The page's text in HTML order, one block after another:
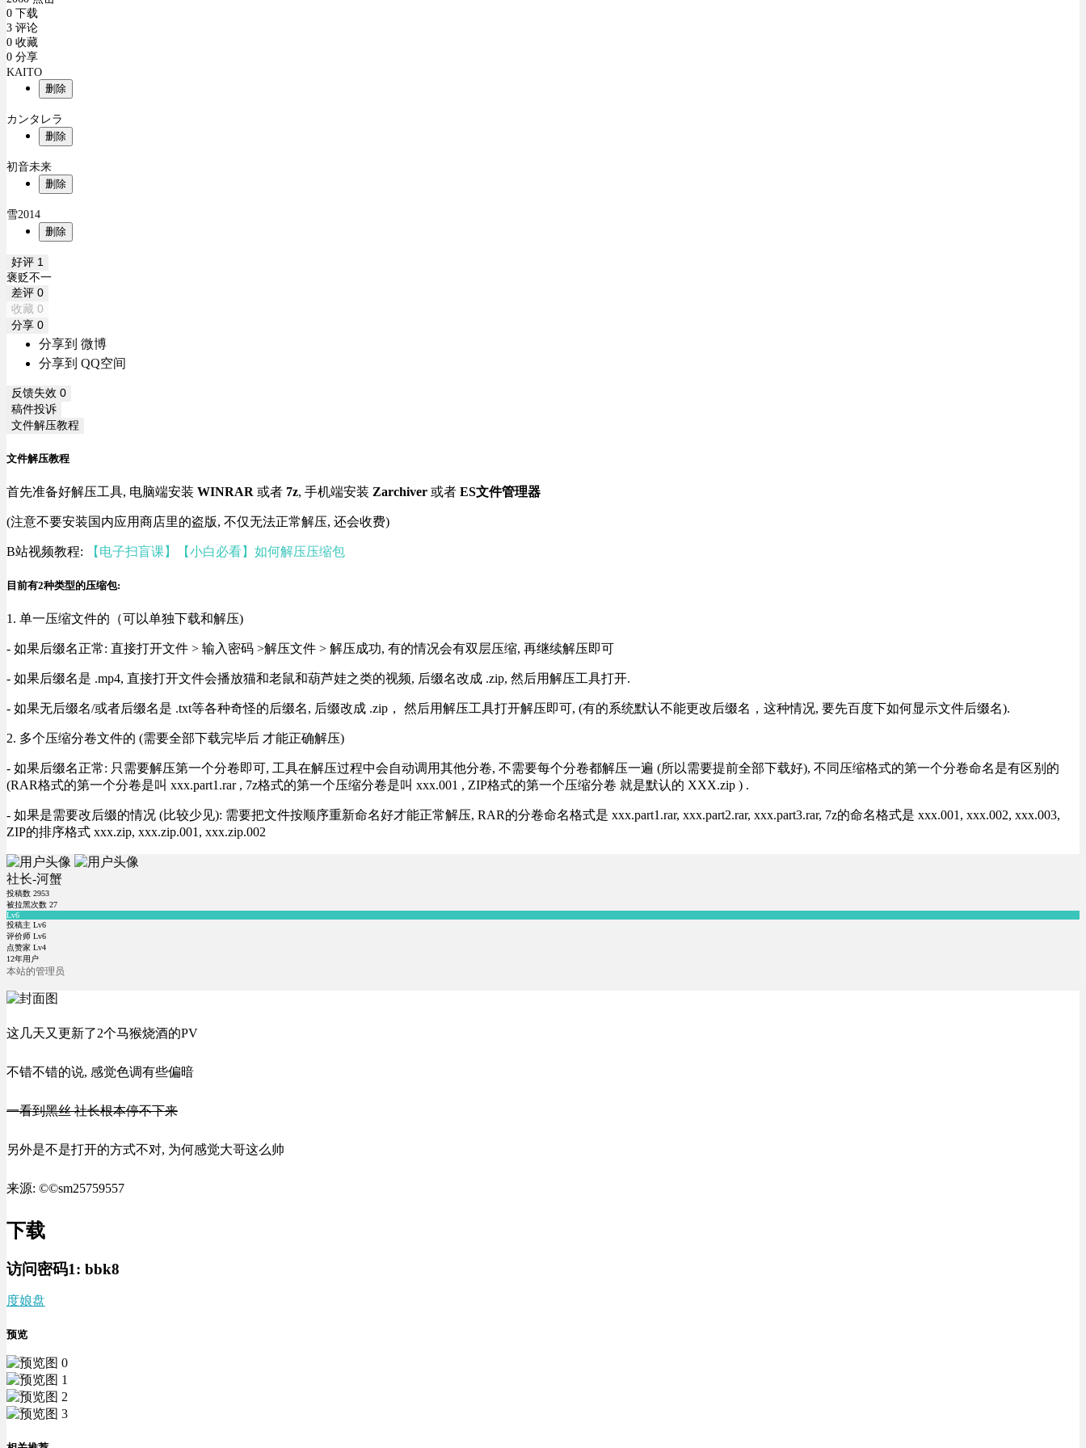
0 下载
3 评论
0 收藏
0 分享
KAITO
删除
カンタレラ
删除
初音未来
删除
雪2014
删除
好评 1
褒贬不一
差评 0
收藏 0
分享 0
分享到 微博
分享到 QQ空间
反馈失效 0
稿件投诉
文件解压教程
文件解压教程
首先准备好解压工具, 电脑端安装 WINRAR 或者 7z, 手机端安装 Zarchiver 或者 ES文件管理器
(注意不要安装国内应用商店里的盗版, 不仅无法正常解压, 还会收费)
B站视频教程: 【电子扫盲课】【小白必看】如何解压压缩包
目前有2种类型的压缩包:
1. 单一压缩文件的（可以单独下载和解压)
- 如果后缀名正常: 直接打开文件 > 输入密码 >解压文件 > 解压成功, 有的情况会有双层压缩, 再继续解压即可
- 如果后缀名是 .mp4, 直接打开文件会播放猫和老鼠和葫芦娃之类的视频, 后缀名改成 .zip, 然后用解压工具打开.
- 如果无后缀名/或者后缀名是 .txt等各种奇怪的后缀名, 后缀改成 .zip， 然后用解压工具打开解压即可, (有的系统默认不能更改后缀名，这种情况, 要先百度下如何显示文件后缀名).
2. 多个压缩分卷文件的 (需要全部下载完毕后 才能正确解压)
- 如果后缀名正常: 只需要解压第一个分卷即可, 工具在解压过程中会自动调用其他分卷, 不需要每个分卷都解压一遍 (所以需要提前全部下载好), 不同压缩格式的第一个分卷命名是有区别的
(RAR格式的第一个分卷是叫 xxx.part1.rar , 7z格式的第一个压缩分卷是叫 xxx.001 , ZIP格式的第一个压缩分卷 就是默认的 XXX.zip ) .
- 如果是需要改后缀的情况 (比较少见): 需要把文件按顺序重新命名好才能正常解压, RAR的分卷命名格式是 xxx.part1.rar, xxx.part2.rar, xxx.part3.rar, 7z的命名格式是 xxx.001, xxx.002, xxx.003,
ZIP的排序格式 xxx.zip, xxx.zip.001, xxx.zip.002
社长-河蟹
投稿数 2953
被拉黑次数 27
Lv6
投稿主 Lv6
评价师 Lv6
点赞家 Lv4
12年用户
本站的管理员
这几天又更新了2个马猴烧酒的PV
不错不错的说, 感觉色调有些偏暗
一看到黑丝 社长根本停不下来
另外是不是打开的方式不对, 为何感觉大哥这么帅
来源: ©©sm25759557
下载
访问密码1: bbk8
度娘盘
预览